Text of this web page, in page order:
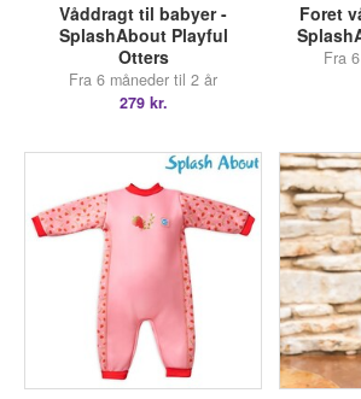
Våddragt til babyer -
SplashAbout Playful
Otters
Fra 6 måneder til 2 år
279 kr.
Foret
Fra